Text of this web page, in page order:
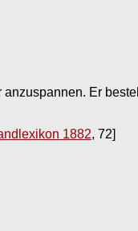
anzuspannen. Er
1882, 72]